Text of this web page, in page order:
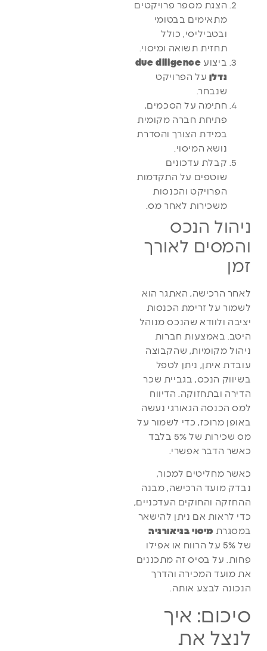
הצגת מספר פרויקטים
מתאימים בבטומי
ובטביליסי, כולל
תחזית תשואה ומיסוי.
ביצוע due diligence
נדלן על הפרויקט
שנבחר.
חתימה על הסכמים,
פתיחת חברה מקומית
במידת הצורך והסדרת
נושא המיסוי.
קבלת עדכונים
שוטפים על התקדמות
הפרויקט והכנסות
משכירות לאחר מס.
ניהול הנכס
והמסים לאורך
זמן
לאחר הרכישה, האתגר הוא
לשמור על זרימת הכנסות
יציבה ולוודא שהנכס מנוהל
היטב. באמצעות חברות
ניהול מקומיות, שהקבוצה
עובדת איתן, ניתן לטפל
בשיווק הנכס, בגביית שכר
הדירה ובתחזוקה. הדיווח
למס הכנסה הגאורגי נעשה
באופן מרוכז, כדי לשמור על
מס שכירות של 5% בלבד
כאשר הדבר אפשרי.
כאשר מחליטים למכור,
נבדק מועד הרכישה, מבנה
ההחזקה והחוקים העדכניים,
כדי לראות אם ניתן להישאר
במסגרת מיסוי בגיאורגיה
של 5% על הרווח או אפילו
פחות. על בסיס זה מתכננים
את מועד המכירה והדרך
הנכונה לבצע אותה.
סיכום: איך
לנצל את